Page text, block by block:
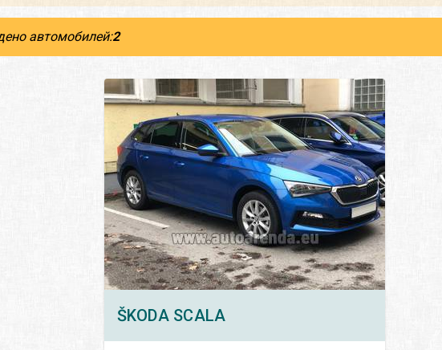
автомобилей:2
ŠKODA SCALA